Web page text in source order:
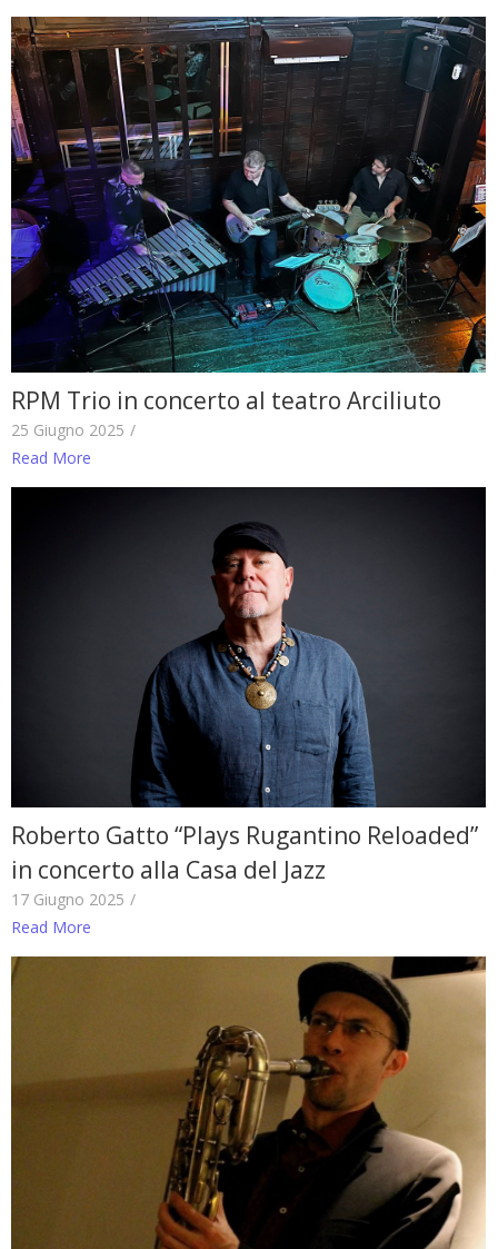
RPM Trio in concerto al teatro Arciliuto
25 Giugno 2025 /
Read More
Roberto Gatto “Plays Rugantino Reloaded”
in concerto alla Casa del Jazz
17 Giugno 2025 /
Read More